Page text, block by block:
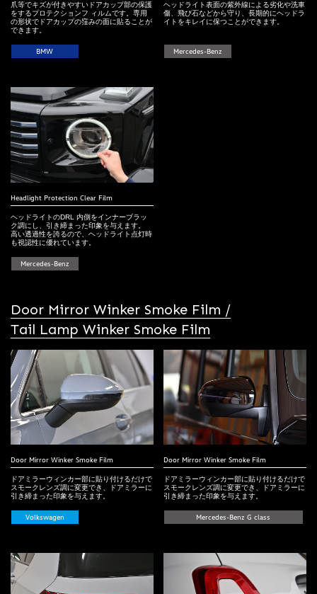
爪等でキズが付きやすいドアカップ部の保護
をするプロテクションフ ィルムです。専用
の形状でドアカップの窪みの面に貼ることが
できます。
BMW
ヘッドライト表面の紫外線による劣化や洗車
傷、飛び石などから守り、長期的にヘッドラ
イトをキレイに保つことができます。
Mercedes-Benz
Headlight Protection Clear Film
ヘッドライトのDRL 内側をインナーブラッ
ク調にし、引き締まった印象を与えます。
高い透過性を誇るので、ヘッドライト点灯時
も視認性に優れています。
Mercedes-Benz
Door Mirror Winker Smoke Film /
Tail Lamp Winker Smoke Film
Door Mirror Winker Smoke Film
ドアミラーウィンカー部に貼り付けるだけで
スモークレンズ調に変更でき、ドアミラーに
引き締まった印象を与えます。
Volkswagen
Door Mirror Winker Smoke Film
ドアミラーウィンカー部に貼り付けるだけで
スモークレンズ調に変更でき、ドアミラーに
引き締まった印象を与えます。
Mercedes-Benz G class